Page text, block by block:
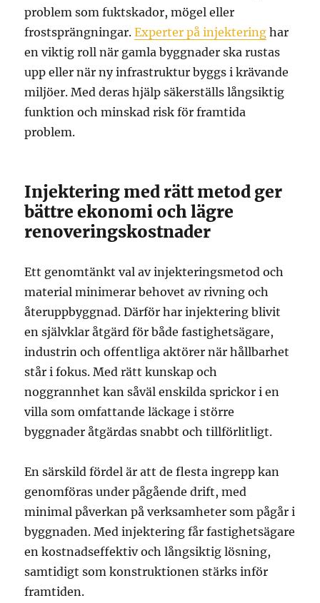
problem som fuktskador, mögel eller
frostsprängningar.Experter på injektering har
en viktig roll när gamla byggnader ska rustas
upp eller när ny infrastruktur byggs i krävande
miljöer. Med deras hjälp säkerställs långsiktig
funktion och minskad risk för framtida
problem.
Injektering med rätt metod ger
bättre ekonomi och lägre
renoveringskostnader
Ett genomtänkt val av injekteringsmetod och
material minimerar behovet av rivning och
återuppbyggnad. Därför har injektering blivit
en självklar åtgärd för både fastighetsägare,
industrin och offentliga aktörer när hållbarhet
står i fokus. Med rätt kunskap och
noggrannhet kan såväl enskilda sprickor i en
villa som omfattande läckage i större
byggnader åtgärdas snabbt och tillförlitligt.
En särskild fördel är att de flesta ingrepp kan
genomföras under pågående drift, med
minimal påverkan på verksamheter som pågår i
byggnaden. Med injektering får fastighetsägare
en kostnadseffektiv och långsiktig lösning,
samtidigt som konstruktionen stärks inför
framtiden.